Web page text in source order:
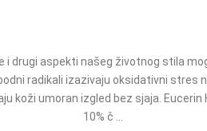
i drugi aspekti našeg životnog stila
radikali izazivaju oksidativni stres
koži umoran izgled bez sjaja. Eucerin
10% č ...